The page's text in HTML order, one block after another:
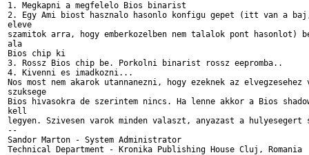
1. Megkapni a megfelelo Bios binarist
2. Egy Ami biost hasznalo hasonlo konfigu gepet (itt van a
eleve
szamitok arra, hogy emberkozelben nem talalok pont hasonlot)
ala
Bios chip ki
3. Rossz Bios chip be. Porkolni binarist rossz eepromba..
4. Kivenni es imadkozni...
Nos most nem akarok utannanezni, hogy ezeknek az elvegzesehez
szuksege
Bios hivasokra de szerintem nincs. Ha lenne akkor a Bios
kell
legyen. Szivesen varok minden valaszt, anyazast a
--
Sandor Marton - System Administrator
Technical Department - Kronika Publishing House Cluj, Romania